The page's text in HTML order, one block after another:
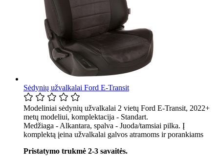
Sėdynių užvalkalai Ford E-Transit
Modeliniai sėdynių užvalkalai 2 vietų Ford E-Transit, 2022+
metų modeliui, komplektacija - Standart.
Medžiaga - Alkantara, spalva - Juoda/tamsiai pilka. Į
komplektą įeina užvalkalai galvos atramoms ir porankiams
Pristatymo trukmė 2-3 savaitės.